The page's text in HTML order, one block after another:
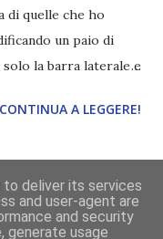
di quelle che ho
un paio di
solo la barra laterale e
quest
che non li avrei letti
per avere più
CONTINUA A LEGGERE!
deliver its services
and user-agent are
and security
generate usage